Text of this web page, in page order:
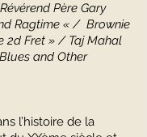
Père Gary
Ragtime « / Brownie
2d Fret » / Taj Mahal
and Other
l’histoire de la